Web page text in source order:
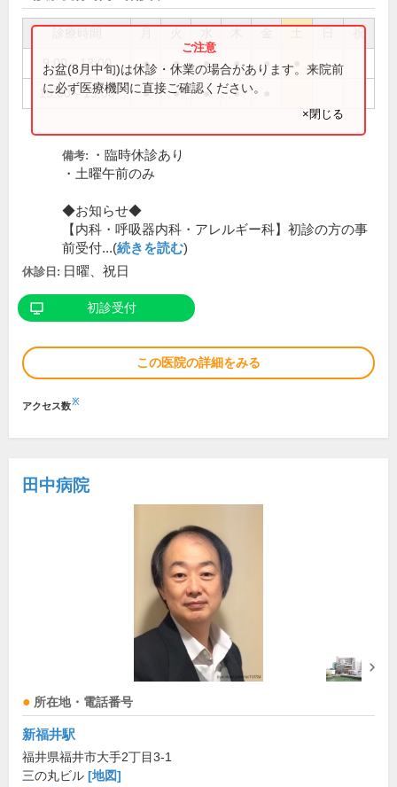
祝
9:00～13:00 ● ● ● ● ●
15:00～19:00 ● ● ● ●
お盆(8月中旬)は休診・休業の場合があります。来院前
に必ず医療機関に直接ご確認ください。
×閉じる
備考:
・臨時休診あり
・土曜午前のみ
◆お知らせ◆
【内科・呼吸器内科・アレルギー科】初診の方の事
前受付...(続きを読む)
休診日: 日曜、祝日
初診受付
この医院の詳細をみる
アクセス数※
田中病院
所在地・電話番号
新福井駅
福井県福井市大手2丁目3-1
三の丸ビル [地図]